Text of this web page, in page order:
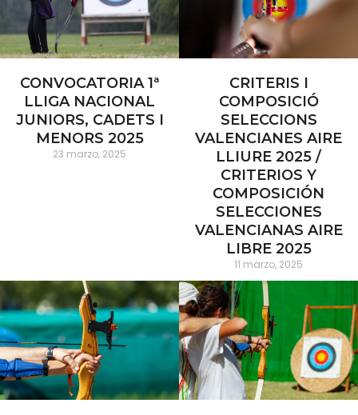
CONVOCATORIA 1ª
LLIGA NACIONAL
JUNIORS, CADETS I
MENORS 2025
23 marzo, 2025
CRITERIS I
COMPOSICIÓ
SELECCIONS
VALENCIANES AIRE
LLIURE 2025 /
CRITERIOS Y
COMPOSICIÓN
SELECCIONES
VALENCIANAS AIRE
LIBRE 2025
11 marzo, 2025